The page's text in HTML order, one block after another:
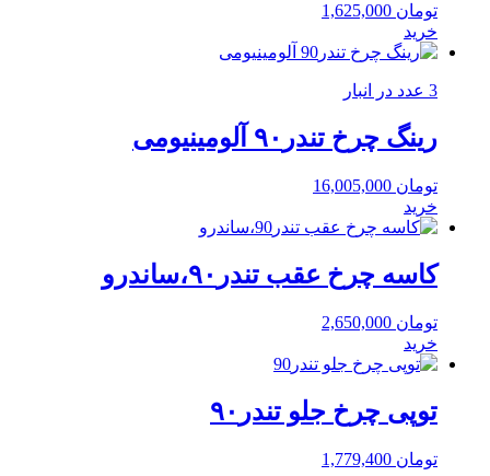
تومان
خرید
3 عدد در انبار
رینگ چرخ تندر۹۰ آلومینیومی
تومان
خرید
کاسه چرخ عقب تندر۹۰،ساندرو
تومان
خرید
توپی چرخ جلو تندر۹۰
تومان